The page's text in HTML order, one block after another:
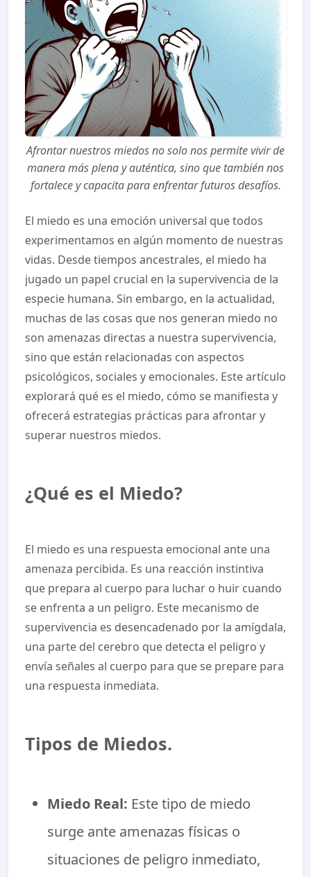
Afrontar nuestros miedos no solo nos permite vivir de
manera más plena y auténtica, sino que también nos
fortalece y capacita para enfrentar futuros desafíos.
El miedo es una emoción universal que todos
experimentamos en algún momento de nuestras
vidas. Desde tiempos ancestrales, el miedo ha
jugado un papel crucial en la supervivencia de la
especie humana. Sin embargo, en la actualidad,
muchas de las cosas que nos generan miedo no
son amenazas directas a nuestra supervivencia,
sino que están relacionadas con aspectos
psicológicos, sociales y emocionales. Este artículo
explorará qué es el miedo, cómo se manifiesta y
ofrecerá estrategias prácticas para afrontar y
superar nuestros miedos.
¿Qué es el Miedo?
El miedo es una respuesta emocional ante una
amenaza percibida. Es una reacción instintiva
que prepara al cuerpo para luchar o huir cuando
se enfrenta a un peligro. Este mecanismo de
supervivencia es desencadenado por la amígdala,
una parte del cerebro que detecta el peligro y
envía señales al cuerpo para que se prepare para
una respuesta inmediata.
Tipos de Miedos.
Miedo Real: Este tipo de miedo
surge ante amenazas físicas o
situaciones de peligro inmediato,